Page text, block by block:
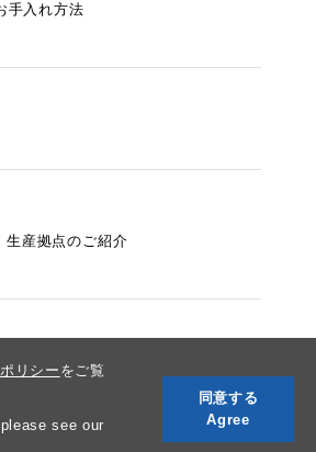
リシー をご覧
see our
同意する
Agree
手入れ方法
生産拠点のご紹介